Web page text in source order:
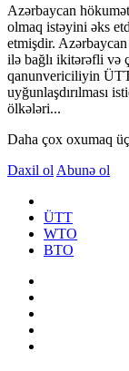
Azərbaycan
olmaq istəyini əks
etmişdir.
ilə bağlı ikitərəfli və
qanunvericiliyin
uyğunlaşdırılması
ölkələri...
Daha çox oxumaq
Daxil ol Abunə ol
ÜTT
WTO
ВТО